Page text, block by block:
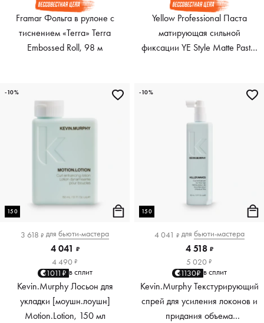
Framar Фольга в рулоне с
тиснением «Terra» Terra
Embossed Roll, 98 м
Yellow Professional Паста
матирующая сильной
фиксации YE Style Matte Paste,
150
3 618 ₽ для бьюти-мастера
4 041 ₽
4 490 ₽
1011₽ в сплит
Kevin.Murphy Лосьон для
укладки [моушн.лоушн]
Motion.Lotion, 150 мл
-10%
150
4 041 ₽ для бьюти-мастера
4 518 ₽
5 020 ₽
1130₽ в сплит
Kevin.Murphy Текстурирующий
спрей для усиления локонов и
придания объема
-10%